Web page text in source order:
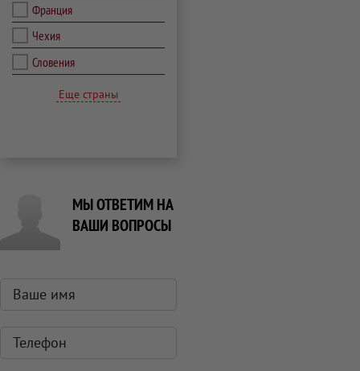
Франция
Чехия
Словения
Еще страны
МЫ ОТВЕТИМ НА
ВАШИ ВОПРОСЫ